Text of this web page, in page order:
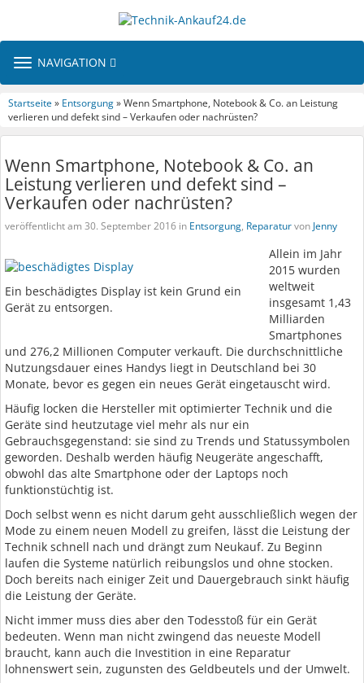
TOGGLE
NAVIGATION
Startseite» Entsorgung» Wenn Smartphone, Notebook & Co. an Leistung
verlieren und defekt sind – Verkaufen oder nachrüsten?
Wenn Smartphone, Notebook & Co. an
Leistung verlieren und defekt sind –
Verkaufen oder nachrüsten?
veröffentlicht am 30. September 2016 in Entsorgung Reparaturvon Jenny
Ein beschädigtes Display ist kein Grund ein
Gerät zu entsorgen.
Allein im Jahr
2015 wurden
weltweit
insgesamt 1,43
Milliarden
Smartphones
und 276,2 Millionen Computer verkauft. Die durchschnittliche
Nutzungsdauer eines Handys liegt in Deutschland bei 30
Monate, bevor es gegen ein neues Gerät eingetauscht wird.
Häufig locken die Hersteller mit optimierter Technik und die
Geräte sind heutzutage viel mehr als nur ein
Gebrauchsgegenstand: sie sind zu Trends und Statussymbolen
geworden. Deshalb werden häufig Neugeräte angeschafft,
obwohl das alte Smartphone oder der Laptops noch
funktionstüchtig ist.
Doch selbst wenn es nicht darum geht ausschließlich wegen der
Mode zu einem neuen Modell zu greifen, lässt die Leistung der
Technik schnell nach und drängt zum Neukauf. Zu Beginn
laufen die Systeme natürlich reibungslos und ohne stocken.
Doch bereits nach einiger Zeit und Dauergebrauch sinkt häufig
die Leistung der Geräte.
Nicht immer muss dies aber den Todesstoß für ein Gerät
bedeuten. Wenn man nicht zwingend das neueste Modell
braucht, kann auch die Investition in eine Reparatur
lohnenswert sein, zugunsten des Geldbeutels und der Umwelt.